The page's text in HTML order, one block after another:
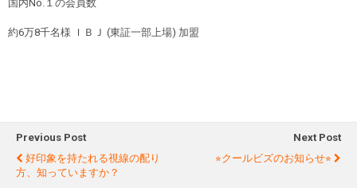
国内No. １の会員数
約6万8千名様 ＩＢＪ (東証一部上場) 加盟
Previous Post
好印象を持たれる視線の配り
方、知っていますか？
Next Post
⭐︎クールビズのお知らせ⭐︎